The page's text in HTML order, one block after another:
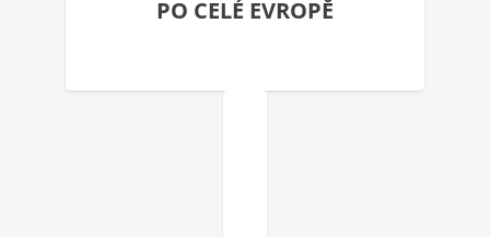
PO CELÉ EVROPĚ